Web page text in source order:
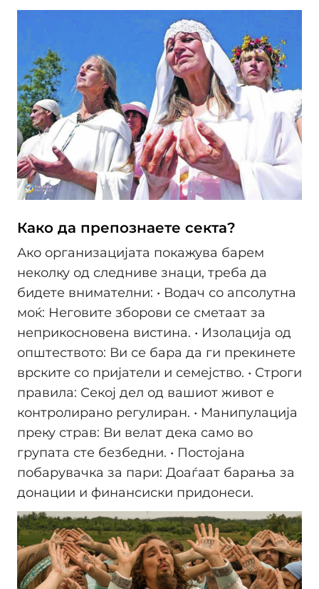
Како да препознаете секта?
Ако организацијата покажува барем
неколку од следниве знаци, треба да
бидете внимателни: • Водач со апсолутна
моќ: Неговите зборови се сметаат за
неприкосновена вистина. • Изолација од
општеството: Ви се бара да ги прекинете
врските со пријатели и семејство. • Строги
правила: Секој дел од вашиот живот е
контролирано регулиран. • Манипулација
преку страв: Ви велат дека само во
групата сте безбедни. • Постојана
побарувачка за пари: Доаѓаат барања за
донации и финансиски придонеси.